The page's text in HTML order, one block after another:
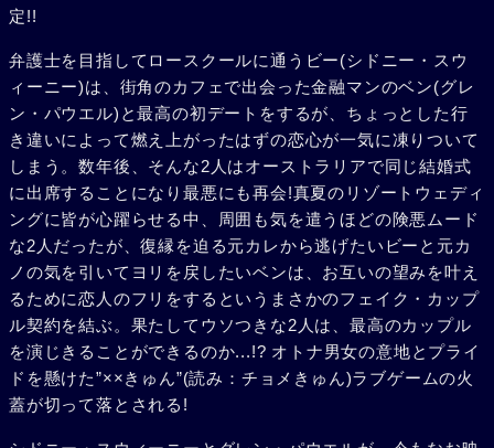
定!!
弁護士を目指してロースクールに通うビー(シドニー・スウ
ィーニー)は、街角のカフェで出会った金融マンのベン(グレ
ン・パウエル)と最高の初デートをするが、ちょっとした行
き違いによって燃え上がったはずの恋心が一気に凍りついて
しまう。数年後、そんな2人はオーストラリアで同じ結婚式
に出席することになり最悪にも再会!真夏のリゾートウェディ
ングに皆が心躍らせる中、周囲も気を遣うほどの険悪ムード
な2人だったが、復縁を迫る元カレから逃げたいビーと元カ
ノの気を引いてヨリを戻したいベンは、お互いの望みを叶え
るために恋人のフリをするというまさかのフェイク・カップ
ル契約を結ぶ。果たしてウソつきな2人は、最高のカップル
を演じきることができるのか...!? オトナ男女の意地とプライ
ドを懸けた”××きゅん”(読み：チョメきゅん)ラブゲームの火
蓋が切って落とされる!